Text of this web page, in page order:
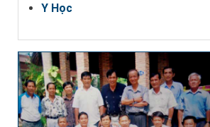
Y Học